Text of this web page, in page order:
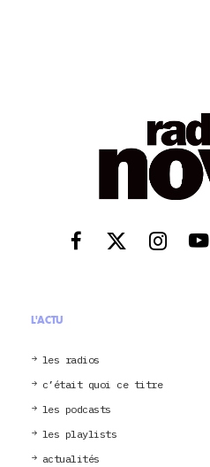
L'ACTU
les radios
c’était quoi ce titre
les podcasts
les playlists
actualités